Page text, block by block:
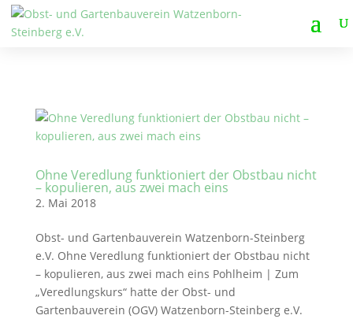
Ohne Veredlung funktioniert der Obstbau nicht
– kopulieren, aus zwei mach eins
2. Mai 2018
Obst- und Gartenbauverein Watzenborn-Steinberg
e.V. Ohne Veredlung funktioniert der Obstbau nicht
– kopulieren, aus zwei mach eins Pohlheim | Zum
„Veredlungskurs“ hatte der Obst- und
Gartenbauverein (OGV) Watzenborn-Steinberg e.V.